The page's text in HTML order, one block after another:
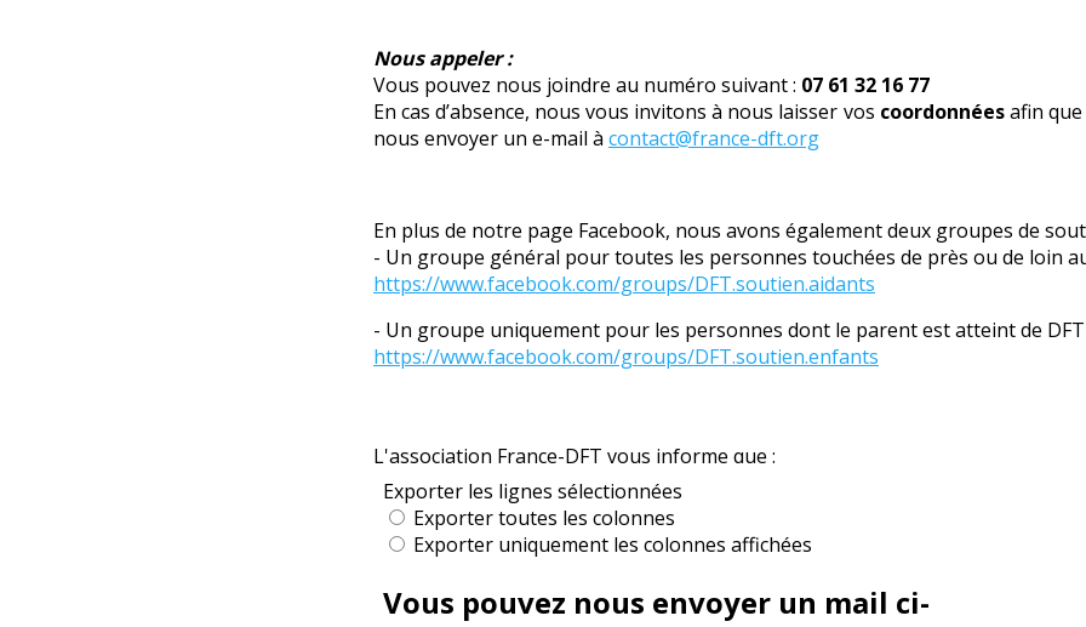
Nous appeler :
Vous pouvez nous joindre au numéro suivant : 07 61 32 16 77
En cas d’absence, nous vous invitons à nous laisser vos coordonnéesafin
nous envoyer un e-mail à contact@france-dft.org
En plus de notre page Facebook, nous avons également deux groupes de
- Un groupe général pour toutes les personnes touchées de près ou de loin
https://www.facebook.com/groups/DFT.soutien.aidants
- Un groupe uniquement pour les personnes dont le parent est atteint de
https://www.facebook.com/groups/DFT.soutien.enfants
L'association France-DFT vous informe que :
Les informations recueillies font l’objet d’un traitement informatique destiné
destinataires des données sont les membres élus du bureau de l’association
Conformément à la loi « informatique et libertés » du 6 janvier 1978 modifiée
droit d’accès et de rectification aux informations qui vous concernent, que
adressant àcontact@france-dft.org. Vous pouvez également, pour des